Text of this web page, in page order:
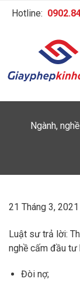
Hotline:
Ngành,
21 Tháng 3, 2021
Luật sư trả lời:
nghề cấm đầu tư
Đòi nợ;